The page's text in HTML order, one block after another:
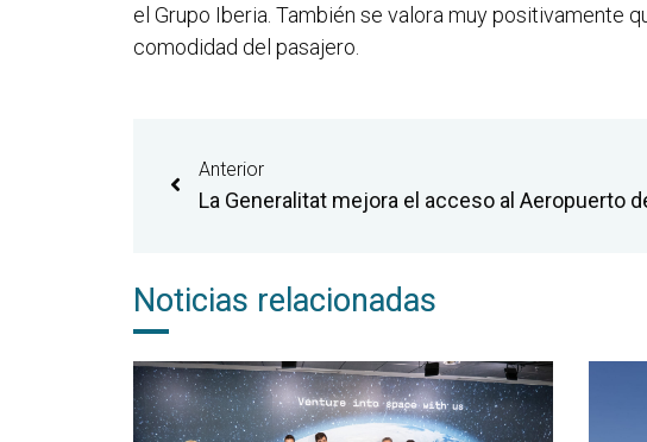
el Grupo Iberia. También se valora muy positivamente
comodidad del pasajero.
Anterior
Noticias relacionadas